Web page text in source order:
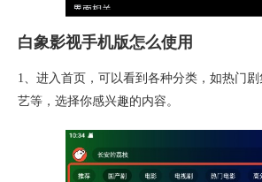
白象影视手机版怎么使用
1、进入首页，可以看到各种分类，如热门
艺等，选择你感兴趣的内容。